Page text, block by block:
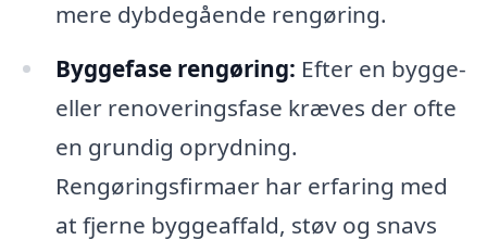
mere dybdegående rengøring.
Byggefase rengøring: Efter en bygge-
eller renoveringsfase kræves der ofte
en grundig oprydning.
Rengøringsfirmaer har erfaring med
at fjerne byggeaffald, støv og snavs